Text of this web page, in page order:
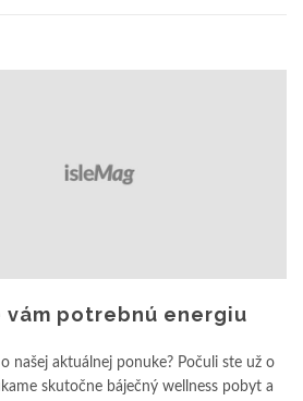
vám potrebnú energiu
našej aktuálnej ponuke? Počuli ste už o
skutočne báječný wellness pobyt a